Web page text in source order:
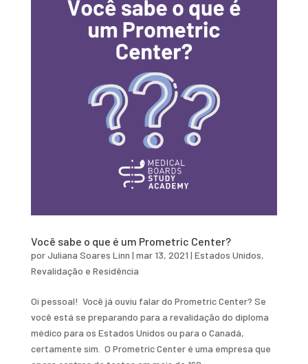
Você sabe o que é um Prometric Center?
porJuliana Soares Linn | mar 13, 2021 | Estados Unidos,
Revalidação e Residência
Oi pessoal! Você já ouviu falar do Prometric Center? Se
você está se preparando para a revalidação do diploma
médico para os Estados Unidos ou para o Canadá,
certamente sim. O Prometric Center é uma empresa que